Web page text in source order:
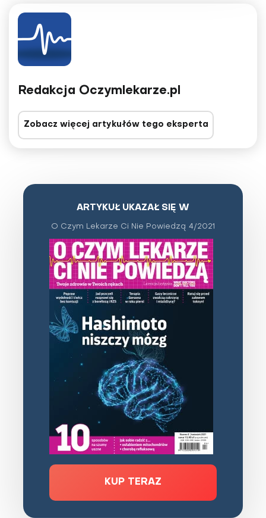
Redakcja Oczymlekarze.pl
Zobacz więcej artykułów tego eksperta
ARTYKUŁ UKAZAŁ SIĘ W
O Czym Lekarze Ci Nie Powiedzą 4/2021
KUP TERAZ